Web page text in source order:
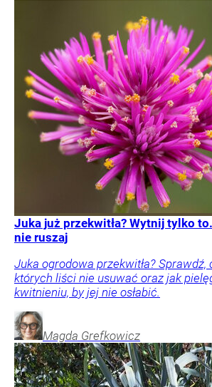
Juka już przekwitła? Wytnij tylko
nie ruszaj
Juka ogrodowa przekwitła? Sprawdź,
których liści nie usuwać oraz jak
kwitnieniu, by jej nie osłabić.
Magda Grefkowicz